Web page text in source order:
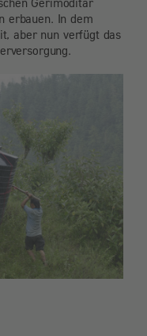
erbauen. In dem
aber nun verfügt das